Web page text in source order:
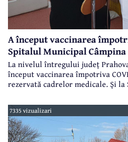
A început vaccinarea
Spitalul Municipal Câmpina
La nivelul întregului județ
început vaccinarea împotriva
rezervată cadrelor medicale. Și
Miruna Șovăială și supervizat de
Spitalului Municipal, dr. Mihaela
7335 vizualizari